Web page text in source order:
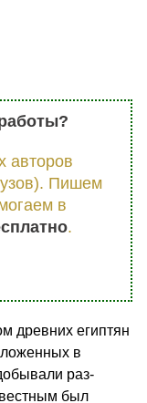
авторов
Пишем
в
.
древних егип­тян
в
раз­
был